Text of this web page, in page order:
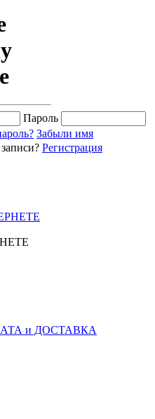
Пароль
Забыли имя
Регистрация
и ДОСТАВКА